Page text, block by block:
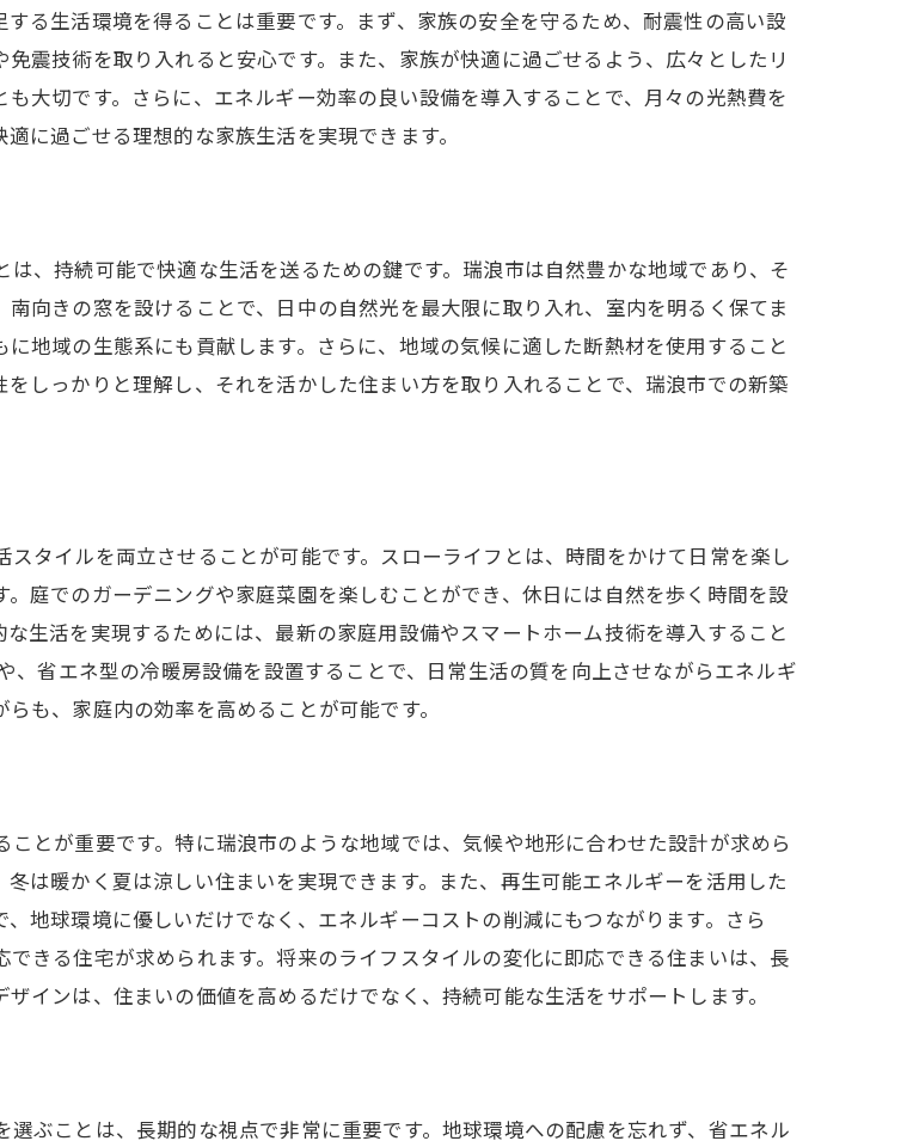
強い設計の重要性
効率を高める設計ポイント
する快適な室内環境
活かした新築の魅力
ーム化で便利な生活を実現
ュリティシステム導入法
設備を活用した家づくり
震技術で家族を守る暮らしを瑞浪市で
する安心安全な住まい
技術を取り入れた住宅設計
技術の具体的な導入例
新築の資産価値向上
を守るための防災対策
てで考慮すべきセキュリティ対策
情報を活かした家づくり
健康設備で快適生活を実現
ける防災意識の高め方
ニティとの連携で安心感アップ
る生活環境を得ることは重要です。まず、家族の安全を守るため、耐震性の高い設
震技術を取り入れると安心です。また、家族が快適に過ごせるよう、広々としたリ
大切です。さらに、エネルギー効率の良い設備を導入することで、月々の光熱費を
に過ごせる理想的な家族生活を実現できます。
、持続可能で快適な生活を送るための鍵です。瑞浪市は自然豊かな地域であり、そ
向きの窓を設けることで、日中の自然光を最大限に取り入れ、室内を明るく保てま
地域の生態系にも貢献します。さらに、地域の気候に適した断熱材を使用すること
しっかりと理解し、それを活かした住まい方を取り入れることで、瑞浪市での新築
タイルを両立させることが可能です。スローライフとは、時間をかけて日常を楽し
庭でのガーデニングや家庭菜園を楽しむことができ、休日には自然を歩く時間を設
生活を実現するためには、最新の家庭用設備やスマートホーム技術を導入すること
省エネ型の冷暖房設備を設置することで、日常生活の質を向上させながらエネルギ
も、家庭内の効率を高めることが可能です。
とが重要です。特に瑞浪市のような地域では、気候や地形に合わせた設計が求めら
は暖かく夏は涼しい住まいを実現できます。また、再生可能エネルギーを活用した
地球環境に優しいだけでなく、エネルギーコストの削減にもつながります。さら
きる住宅が求められます。将来のライフスタイルの変化に即応できる住まいは、長
インは、住まいの価値を高めるだけでなく、持続可能な生活をサポートします。
ぶことは、長期的な視点で非常に重要です。地球環境への配慮を忘れず、省エネル